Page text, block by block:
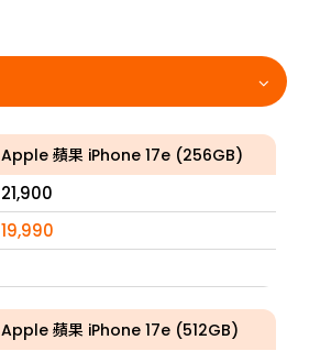
Apple 蘋果 iPhone 17e (256GB)
21,900
19,990
Apple 蘋果 iPhone 17e (512GB)